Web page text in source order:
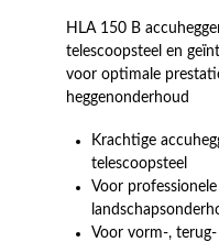
HLA 150 B
telescoopsteel en
voor optimale
heggenonderhoud
Krachtige
telescoopsteel
Voor
Voor vorm-,